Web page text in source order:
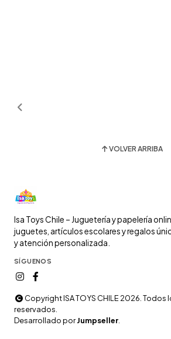
VOLVER ARRIBA
Isa Toys Chile – Juguetería y papelería
juguetes, artículos escolares y regalos
y atención personalizada.
SÍGUENOS
Copyright ISA TOYS CHILE 2026. Todos
reservados.
Desarrollado porJumpseller.